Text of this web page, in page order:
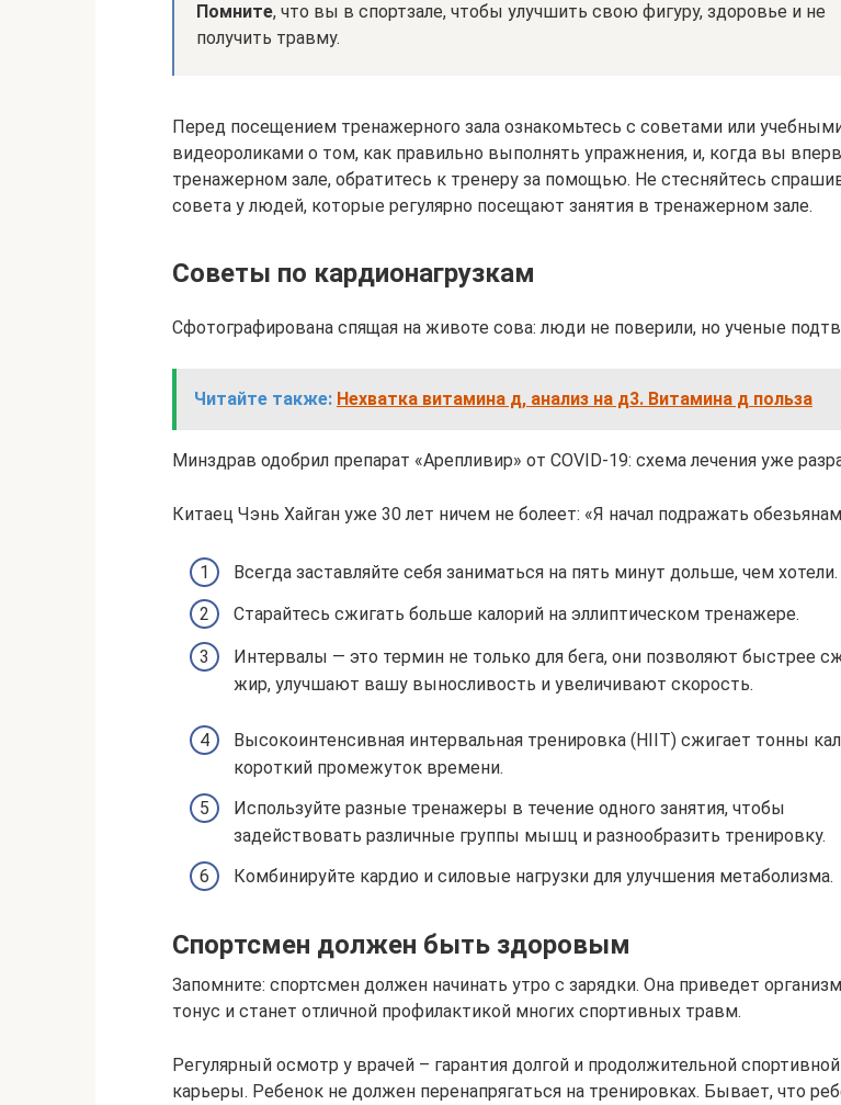
Помните, что вы в спортзале, чтобы улучшить свою фигуру, здоровье и не
получить травму.
Перед посещением тренажерного зала ознакомьтесь с советами или
видеороликами о том, как правильно выполнять упражнения, и, когда вы
тренажерном зале, обратитесь к тренеру за помощью. Не стесняйтесь
совета у людей, которые регулярно посещают занятия в тренажерном зале.
Советы по кардионагрузкам
Сфотографирована спящая на животе сова: люди не поверили, но ученые
Читайте также: Нехватка витамина д, анализ на д3. Витамина д польза
Минздрав одобрил препарат «Арепливир» от COVID-19: схема лечения уже
Китаец Чэнь Хайган уже 30 лет ничем не болеет: «Я начал подражать
Всегда заставляйте себя заниматься на пять минут дольше, чем хотели.
Старайтесь сжигать больше калорий на эллиптическом тренажере.
Интервалы — это термин не только для бега, они позволяют быстрее
жир, улучшают вашу выносливость и увеличивают скорость.
Высокоинтенсивная интервальная тренировка (HIIT) сжигает тонны
короткий промежуток времени.
Используйте разные тренажеры в течение одного занятия, чтобы
задействовать различные группы мышц и разнообразить тренировку.
Комбинируйте кардио и силовые нагрузки для улучшения метаболизма.
Спортсмен должен быть здоровым
Запомните: спортсмен должен начинать утро с зарядки. Она приведет
тонус и станет отличной профилактикой многих спортивных травм.
Регулярный осмотр у врачей – гарантия долгой и продолжительной спортивной
карьеры. Ребенок не должен перенапрягаться на тренировках. Бывает, что